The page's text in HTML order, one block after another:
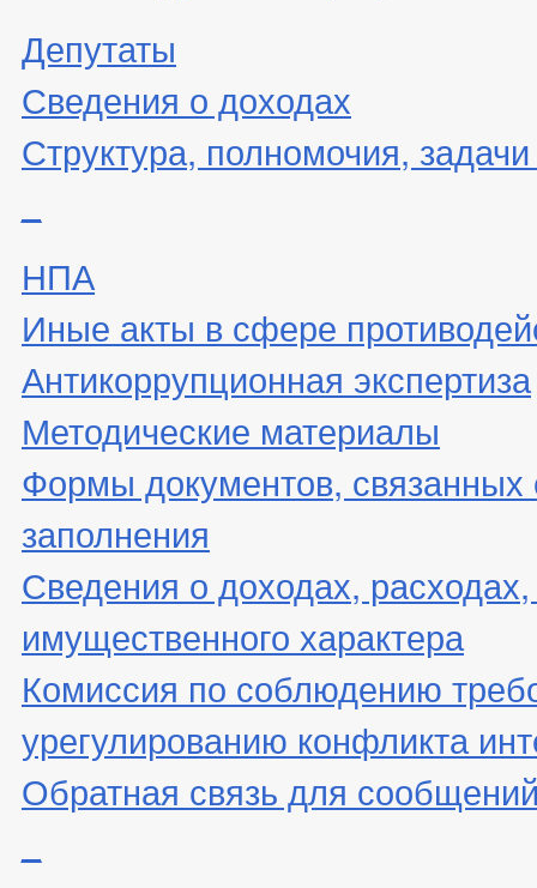
Депутаты
Сведения о доходах
Структура, полномочия,
НПА
Иные акты в сфере
Антикоррупционная экспертиза
Методические материалы
Формы документов, связанных
заполнения
Сведения о доходах,
имущественного характера
Комиссия по соблюдению
урегулированию конфликта
Обратная связь для